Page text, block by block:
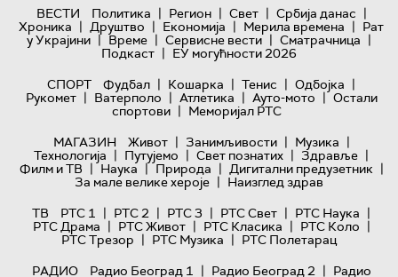
ВЕСТИ Политика | Регион | Свет | Србија данас |
Хроника | Друштво | Економија | Мерила времена | Рат
у Украјини | Време | Сервисне вести | Сматрачница |
Подкаст | ЕУ могућности 2026
СПОРТ
Фудбал | Кошарка | Тенис | Одбојка |
Рукомет | Ватерполо | Атлетика | Ауто-мото | Остали
спортови | Меморијал РТС
МАГАЗИН
Живот | Занимљивости | Музика |
Технологијa | Путујемо | Свет познатих | Здравље |
Филм и ТВ | Наука | Природа | Дигитални предузетник |
За мале велике хероје | Наизглед здрав
ТВ
РТС 1 | РТС 2 | РТС 3 | РТС Свет | РТС Наука |
РТС Драма | РТС Живот | РТС Класика | РТС Коло |
РТС Трезор | РТС Музика | РТС Полетарац
РАДИО
Радио Београд 1 | Радио Београд 2 | Радио